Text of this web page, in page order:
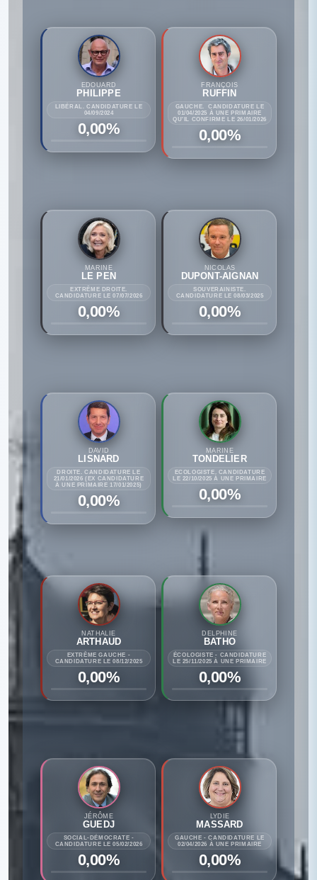
EDOUARD
PHILIPPE
LIBÉRAL. CANDIDATURE LE
04/09/2024
0,00%
FRANÇOIS
RUFFIN
GAUCHE. CANDIDATURE LE
01/04/2025 À UNE PRIMAIRE
QU'IL CONFIRME LE 26/01/2026
0,00%
MARINE
LE PEN
EXTRÊME DROITE.
CANDIDATURE LE 07/07/2026
0,00%
NICOLAS
DUPONT-AIGNAN
SOUVERAINISTE.
CANDIDATURE LE 08/03/2025
0,00%
DAVID
LISNARD
DROITE. CANDIDATURE LE
21/01/2026 (EX CANDIDATURE
À UNE PRIMAIRE 17/01/2025)
0,00%
MARINE
TONDELIER
ECOLOGISTE. CANDIDATURE
LE 22/10/2025 À UNE PRIMAIRE
0,00%
NATHALIE
ARTHAUD
EXTRÊME GAUCHE -
CANDIDATURE LE 08/12/2025
0,00%
DELPHINE
BATHO
ÉCOLOGISTE - CANDIDATURE
LE 25/11/2025 À UNE PRIMAIRE
0,00%
JÉRÔME
GUEDJ
SOCIAL-DÉMOCRATE -
CANDIDATURE LE 05/02/2026
0,00%
LYDIE
MASSARD
GAUCHE - CANDIDATURE LE
02/04/2026 À UNE PRIMAIRE
0,00%